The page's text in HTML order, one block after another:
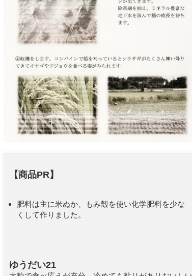
【商品PR】
肥料は主に米ぬか、もみ殻を使い化学肥料を少な
くして作りました。
ゆうだい21